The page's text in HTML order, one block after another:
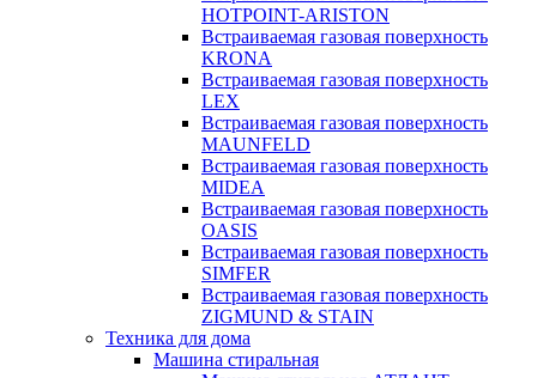
HOTPOINT-ARISTON
Встраиваемая газовая поверхность
KRONA
Встраиваемая газовая поверхность
LEX
Встраиваемая газовая поверхность
MAUNFELD
Встраиваемая газовая поверхность
MIDEA
Встраиваемая газовая поверхность
OASIS
Встраиваемая газовая поверхность
SIMFER
Встраиваемая газовая поверхность
ZIGMUND & STAIN
Техника для дома
Машина стиральная